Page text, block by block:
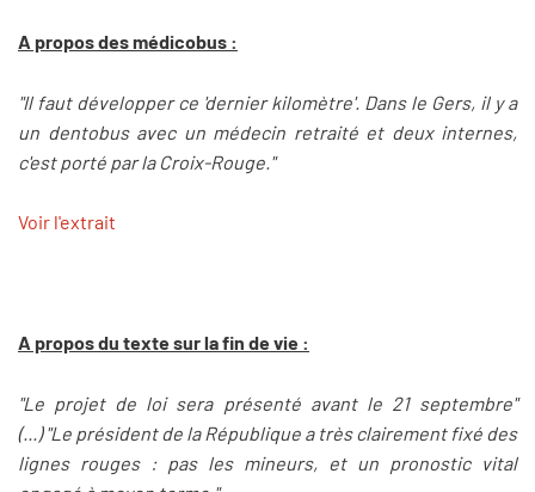
A propos des médicobus :
"Il faut développer ce 'dernier kilomètre'. Dans le Gers, il y a
un dentobus avec un médecin retraité et deux internes,
c'est porté par la Croix-Rouge."
Voir l'extrait
A propos du texte sur la fin de vie :
"Le projet de loi sera présenté avant le 21 septembre"
(...) "Le président de la République a très clairement fixé des
lignes rouges : pas les mineurs, et un pronostic vital